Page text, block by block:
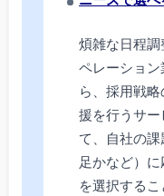
煩雑な日程
ペレーショ
ら、採用戦
援を行うサー
て、自社の
足かなど）
を選択するこ